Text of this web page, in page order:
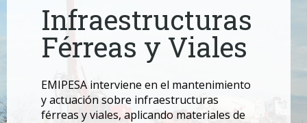
Infraestructuras
Férreas y Viales
EMIPESA interviene en el mantenimiento
y actuación sobre infraestructuras
férreas y viales, aplicando materiales de